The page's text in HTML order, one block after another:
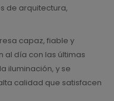
de arquitectura,
capaz, fiable y
al día con las últimas
iluminación, y se
calidad que satisfacen